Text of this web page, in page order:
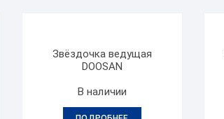
Звёздочка ведущая
DOOSAN
В наличии